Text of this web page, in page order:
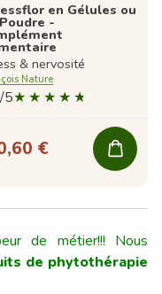
en Gélules ou
-
& nervosité
Nature
5
€
de métier!!! Nous
de phytothérapie